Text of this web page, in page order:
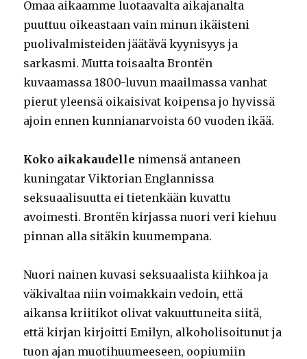
Omaa aikaamme luotaavalta aikajanalta
puuttuu oikeastaan vain minun ikäisteni
puolivalmisteiden jäätävä kyynisyys ja
sarkasmi. Mutta toisaalta Brontën
kuvaamassa 1800-luvun maailmassa vanhat
pierut yleensä oikaisivat koipensa jo hyvissä
ajoin ennen kunnianarvoista 60 vuoden ikää.
Koko aikakaudelle nimensä antaneen
kuningatar Viktorian Englannissa
seksuaalisuutta ei tietenkään kuvattu
avoimesti. Brontën kirjassa nuori veri kiehuu
pinnan alla sitäkin kuumempana.
Nuori nainen kuvasi seksuaalista kiihkoa ja
väkivaltaa niin voimakkain vedoin, että
aikansa kriitikot olivat vakuuttuneita siitä,
että kirjan kirjoitti Emilyn, alkoholisoitunut ja
tuon ajan muotihuumeeseen, oopiumiin